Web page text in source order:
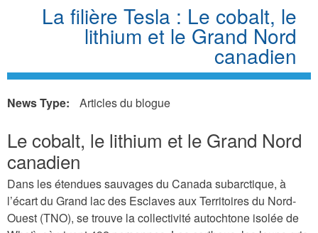
La filière Tesla : Le cobalt, le
lithium et le Grand Nord
canadien
News Type: Articles du blogue
Le cobalt, le lithium et le Grand Nord
canadien
Dans les étendues sauvages du Canada subarctique, à
l’écart du Grand lac des Esclaves aux Territoires du Nord-
Ouest (TNO), se trouve la collectivité autochtone isolée de